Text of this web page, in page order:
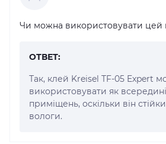
Чи можна використовувати цей
ОТВЕТ:
Так, клей Kreisel TF-05 Expert
використовувати як всередині,
приміщень, оскільки він
вологи.